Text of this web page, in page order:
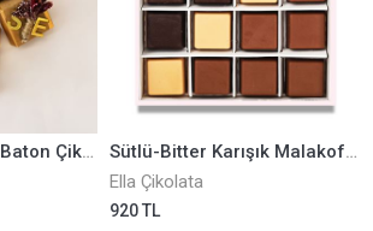
Dekorlu Full Sütlü Baton Çikolata ELLA0001317
Sütlü-Bitter Karışık Malakof Çikolata ELLA0001018
Ella Çikolata
920 TL